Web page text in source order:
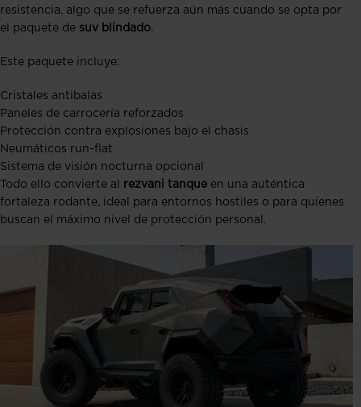
resistencia, algo que se refuerza aún más cuando se opta por
el paquete de suv blindado.
Este paquete incluye:
Cristales antibalas
Paneles de carrocería reforzados
Protección contra explosiones bajo el chasis
Neumáticos run-flat
Sistema de visión nocturna opcional
Todo ello convierte al
rezvani tanque en una auténtica
fortaleza rodante, ideal para entornos hostiles o para quienes
buscan el máximo nivel de protección personal.